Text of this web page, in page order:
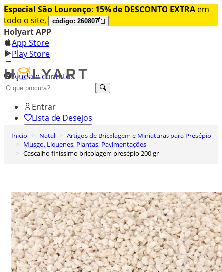
Especial São Lourenço: 15% de DESCONTO EXTRA em
todo o site,
código: 260807
Holyart APP
App Store
Play Store
Ajuda e contatos
Conheça premium
Entrar
Lista de Desejos
Carrinho de Compras
Inicio Natal
Artigos de Bricolagem e Miniaturas para Presépio
Musgo, Líquenes, Plantas, Pavimentações
Cascalho finíssimo bricolagem presépio 200 gr